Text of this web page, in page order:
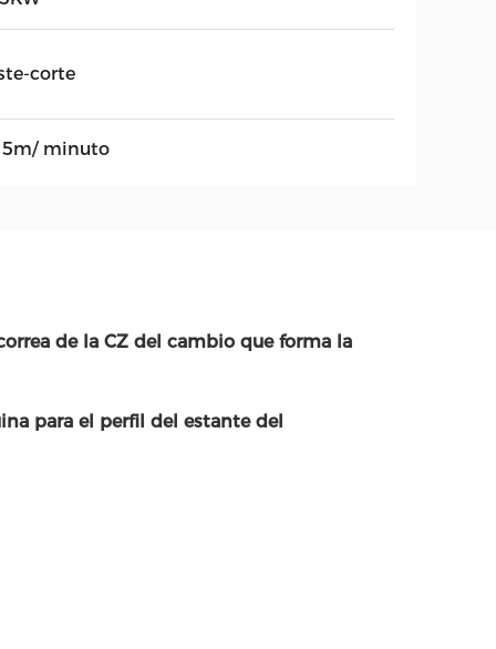
corte
minuto
de la CZ del cambio que forma la
para el perfil del estante del